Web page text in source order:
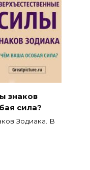
знаков
сила?
Зодиака. В